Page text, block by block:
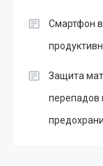
Смартфон
Защита
перепадов